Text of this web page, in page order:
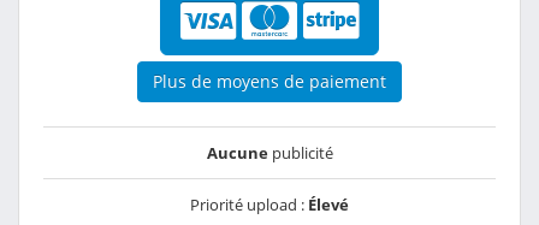
Plus de moyens de paiement
Aucunepublicité
Priorité upload : Élevé